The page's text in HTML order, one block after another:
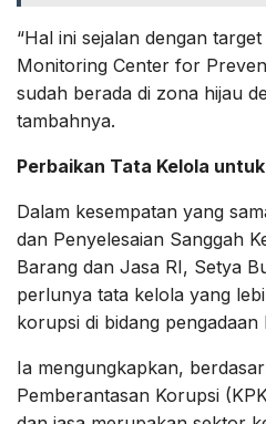
“Hal ini sejalan dengan
Monitoring Center for
sudah berada di zona hijau
tambahnya.
Perbaikan Tata Kelola
Dalam kesempatan yang
dan Penyelesaian Sanggah
Barang dan Jasa RI, Setya
perlunya tata kelola yang
korupsi di bidang pengadaan
Ia mengungkapkan,
Pemberantasan Korupsi